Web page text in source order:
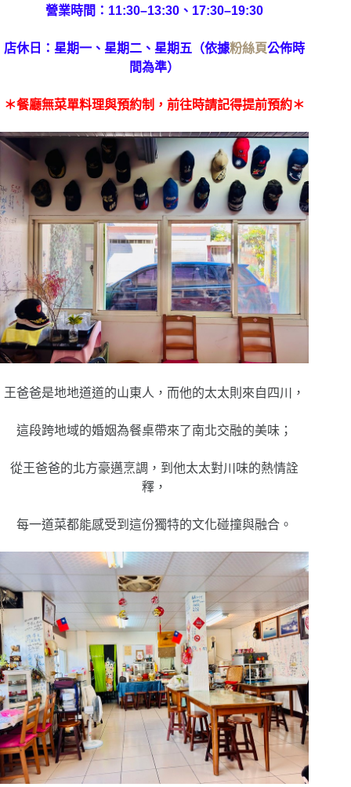
營業時間：11:30–13:30、17:30–19:30
店休日：星期一、星期二、星期五（依據粉絲頁公佈時
間為準）
＊餐廳無菜單料理與預約制，前往時請記得提前預約＊
王爸爸是地地道道的山東人，而他的太太則來自四川，
這段跨地域的婚姻為餐桌帶來了南北交融的美味；
從王爸爸的北方豪邁烹調，到他太太對川味的熱情詮
釋，
每一道菜都能感受到這份獨特的文化碰撞與融合。